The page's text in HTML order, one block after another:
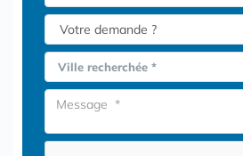
Ville recherchée *